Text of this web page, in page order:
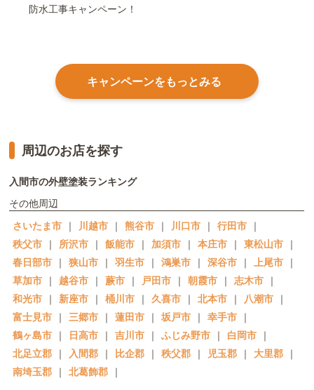
防水工事キャンペーン！
キャンペーンをもっとみる
周辺のお店を探す
入間市の外壁塗装ランキング
その他周辺
さいたま市 ｜ 川越市 ｜ 熊谷市 ｜ 川口市 ｜ 行田市 ｜
秩父市 ｜ 所沢市 ｜ 飯能市 ｜ 加須市 ｜ 本庄市 ｜ 東松山市 ｜
春日部市 ｜ 狭山市 ｜ 羽生市 ｜ 鴻巣市 ｜ 深谷市 ｜ 上尾市 ｜
草加市 ｜ 越谷市 ｜ 蕨市 ｜ 戸田市 ｜ 朝霞市 ｜ 志木市 ｜
和光市 ｜ 新座市 ｜ 桶川市 ｜ 久喜市 ｜ 北本市 ｜ 八潮市 ｜
富士見市 ｜ 三郷市 ｜ 蓮田市 ｜ 坂戸市 ｜ 幸手市 ｜
鶴ヶ島市 ｜ 日高市 ｜ 吉川市 ｜ ふじみ野市 ｜ 白岡市 ｜
北足立郡 ｜ 入間郡 ｜ 比企郡 ｜ 秩父郡 ｜ 児玉郡 ｜ 大里郡 ｜
南埼玉郡 ｜ 北葛飾郡 ｜